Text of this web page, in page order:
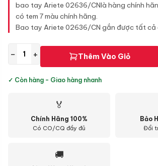
bao tay Ariete 02636/CNlà hàng chính
có tem 7 màu chính hãng.
Bao tay Ariete 02636/CN gắn được tất cả
− + Thêm Vào Giỏ
✓ Còn hàng - Giao hàng nhanh
🏅
Chính Hãng 100%
Có CO/CQ đầy đủ
Bảo
Đổi
🚚